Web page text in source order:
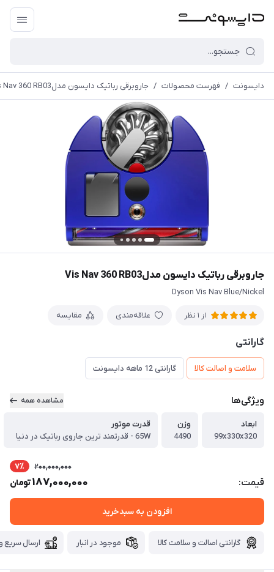
دایسونت / فهرست محصولات / جاروبرقی رباتیک دایسون مدلVis Nav 360 RB03
جاروبرقی رباتیک دایسون مدلVis Nav 360 RB03
Dyson Vis Nav Blue/Nickel
از 1 نظر علاقه‌مندی مقایسه
گارانتی
سلامت و اصالت کالا گارانتی 12 ماهه دایسونت
ویژگی‌ها مشاهده همه
ابعاد
99x330x320
وزن
4490
قدرت موتور
65W - قدرتمند ترین جاروی رباتیک در دنیا
قیمت:
200,000,000 7٪
187,000,000تومان
افزودن به سبدخرید
گارانتی اصالت و سلامت کالا موجود در انبار ارسال سریع